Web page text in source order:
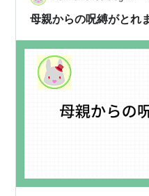
母親からの呪縛がとれ